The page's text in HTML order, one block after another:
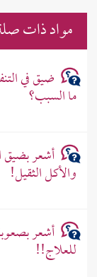
مواد ذات
ضيق في
ما السبب؟
أشعر بضيق
والأكل الثقيل!
أشعر
للعلاج!!